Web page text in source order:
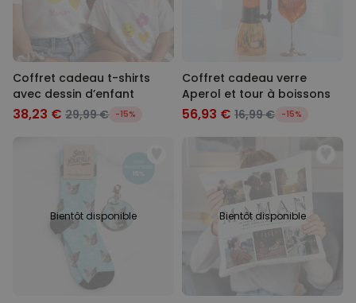
Coffret cadeau t-shirts
avec dessin d’enfant
38,23 € 29,99 € -15%
Coffret cadeau verre
Aperol et tour à boissons
56,93 € 16,99 € -15%
Bientôt disponible Bientôt disponible